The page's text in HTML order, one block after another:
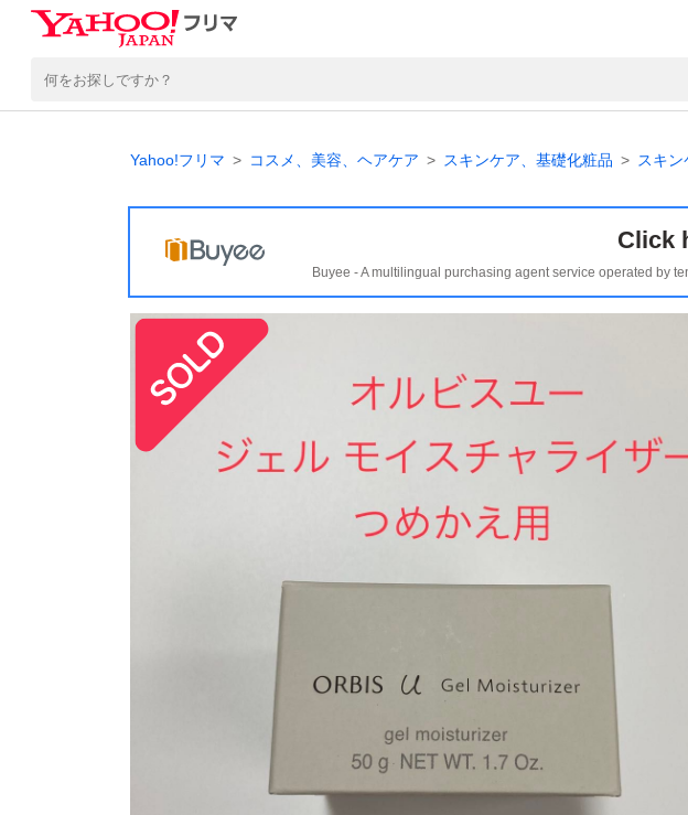
Yahoo!フリマ コスメ、美容、ヘアケア スキンケア、基礎化粧品 スキ
Click
Buyee - A multilingual purchasing agent service operated by